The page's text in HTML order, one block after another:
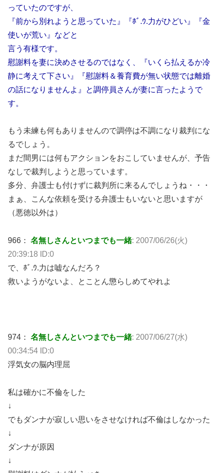
っていたのですが、
『前から別れようと思っていた』『ﾎﾞ.ｳ.力がひどい』『金
使いが荒い』などと
言う有様です。
慰謝料を妻に決めさせるのではなく、『いくら払えるか冷
静に考えて下さい』『慰謝料＆養育費が無い状態では離婚
の話になりませんよ』と調停員さんが妻に言ったようで
す。
もう未練も何もありませんので調停は不調になり裁判にな
るでしょう。
まだ間男には何もアクションをおこしていませんが、予告
なしで裁判しようと思っています。
多分、弁護士も付けずに裁判所に来るんでしょうね・・・
まぁ、こんな依頼を受ける弁護士もいないと思いますが
（悪徳以外は）
966： 名無しさんといつまでも一緒: 2007/06/26(火)
20:39:18 ID:0
で、ﾎﾞ.ｳ.力は嘘なんだろ？
救いようがないよ、とことん懲らしめてやれよ
974： 名無しさんといつまでも一緒: 2007/06/27(水)
00:34:54 ID:0
浮気女の脳内理屈
私は確かに不倫をした
↓
でもダンナが寂しい思いをさせなければ不倫はしなかった
↓
ダンナが原因
↓